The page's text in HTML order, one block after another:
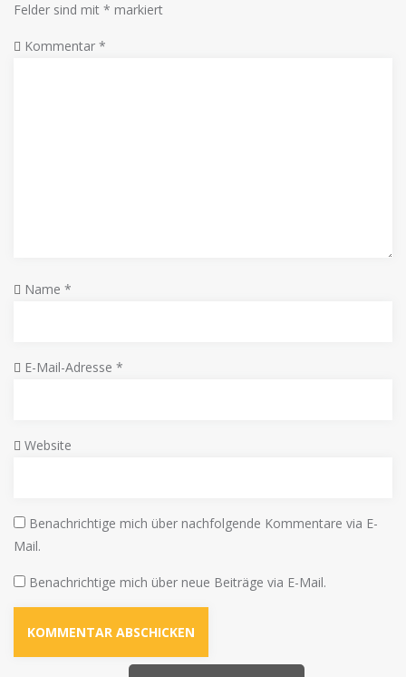
Felder sind mit * markiert
Kommentar *
Name *
E-Mail-Adresse *
Website
Benachrichtige mich über nachfolgende Kommentare via E-
Mail.
Benachrichtige mich über neue Beiträge via E-Mail.